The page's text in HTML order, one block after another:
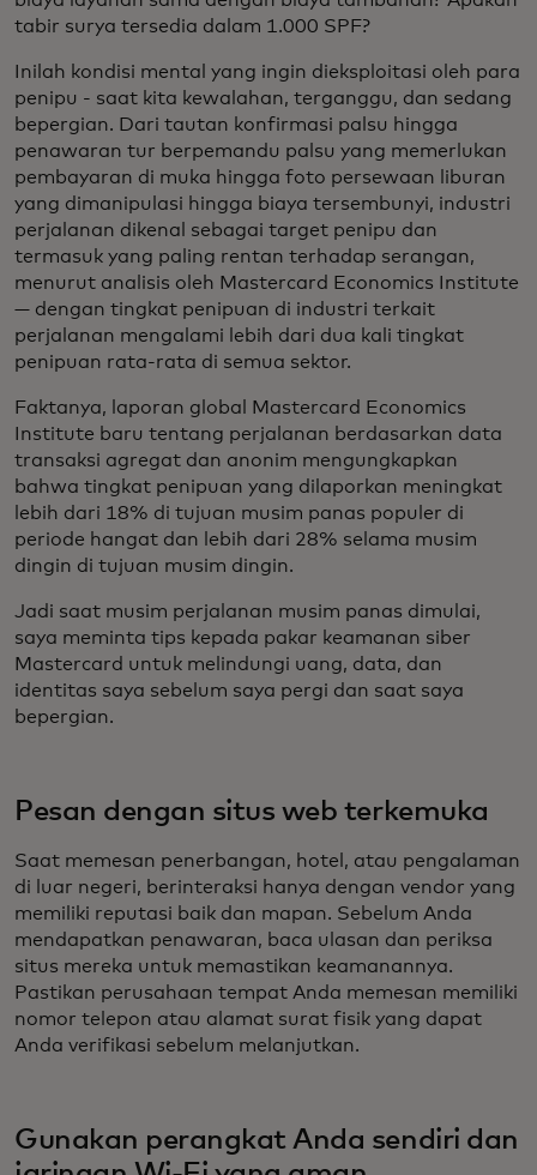
tabir surya tersedia dalam 1.000 SPF?
Inilah kondisi mental yang ingin dieksploitasi oleh para
penipu - saat kita kewalahan, terganggu, dan sedang
bepergian. Dari tautan konfirmasi palsu hingga
penawaran tur berpemandu palsu yang memerlukan
pembayaran di muka hingga foto persewaan liburan
yang dimanipulasi hingga biaya tersembunyi, industri
perjalanan dikenal sebagai target penipu dan
termasuk yang paling rentan terhadap serangan,
menurut analisis oleh Mastercard Economics Institute
— dengan tingkat penipuan di industri terkait
perjalanan mengalami lebih dari dua kali tingkat
penipuan rata-rata di semua sektor.
Faktanya, laporan global Mastercard Economics
Institute baru tentang perjalanan berdasarkan data
transaksi agregat dan anonim mengungkapkan
bahwa tingkat penipuan yang dilaporkan meningkat
lebih dari 18% di tujuan musim panas populer di
periode hangat dan lebih dari 28% selama musim
dingin di tujuan musim dingin.
Jadi saat musim perjalanan musim panas dimulai,
saya meminta tips kepada pakar keamanan siber
Mastercard untuk melindungi uang, data, dan
identitas saya sebelum saya pergi dan saat saya
bepergian.
Pesan dengan situs web terkemuka
Saat memesan penerbangan, hotel, atau pengalaman
di luar negeri, berinteraksi hanya dengan vendor yang
memiliki reputasi baik dan mapan. Sebelum Anda
mendapatkan penawaran, baca ulasan dan periksa
situs mereka untuk memastikan keamanannya.
Pastikan perusahaan tempat Anda memesan memiliki
nomor telepon atau alamat surat fisik yang dapat
Anda verifikasi sebelum melanjutkan.
Gunakan perangkat Anda sendiri dan